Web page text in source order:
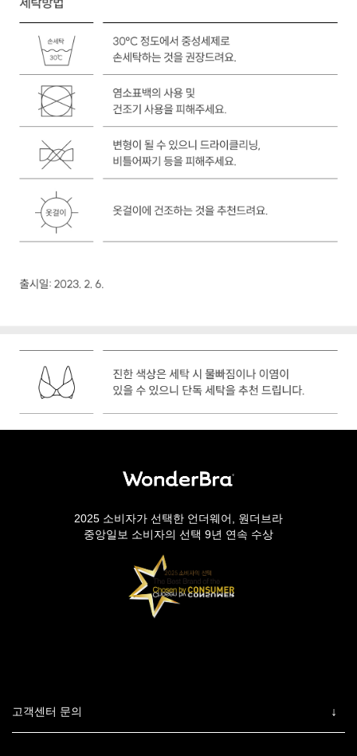
2025 소비자가 선택한 언더웨어, 원더브라
중앙일보 소비자의 선택 9년 연속 수상
고객센터 문의